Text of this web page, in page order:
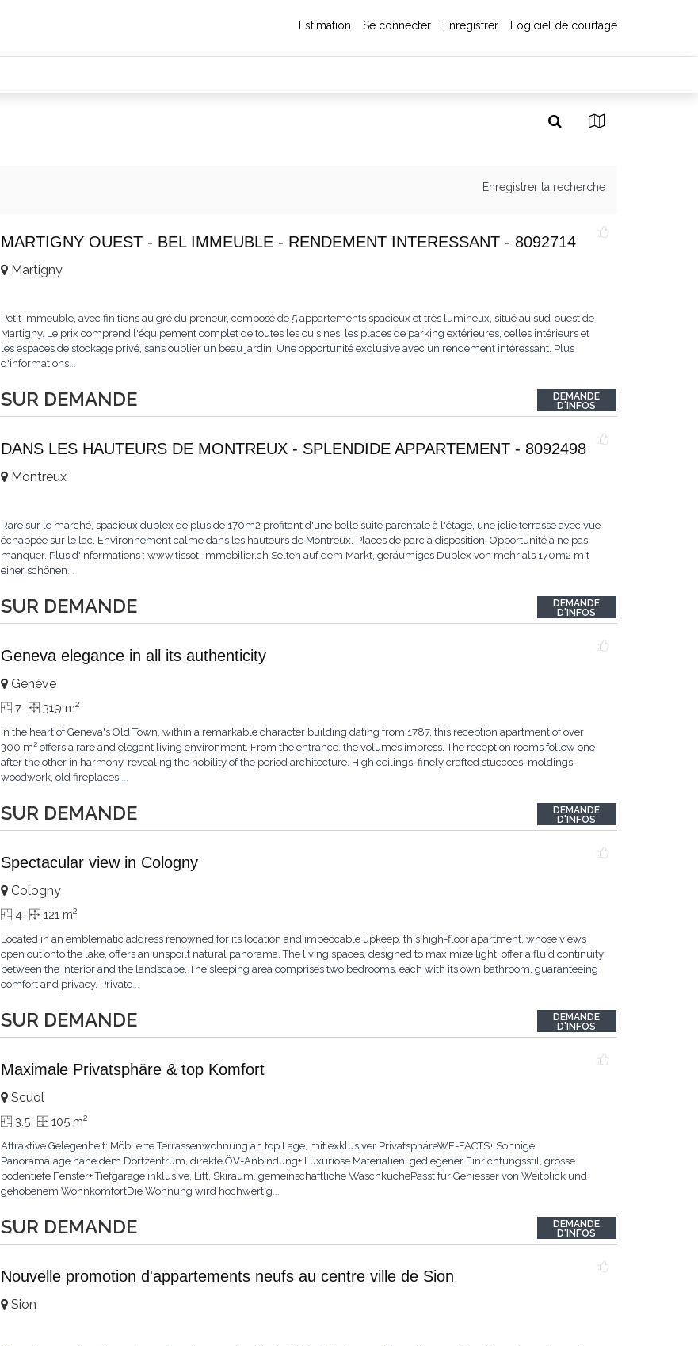
Estimation Se connecter Enregistrer Logiciel de courtage
Enregistrer la recherche
MARTIGNY OUEST - BEL IMMEUBLE - RENDEMENT INTERESSANT - 8092714
SUR DEMANDE
Martigny
Petit immeuble, avec finitions au gré du preneur, composé de 5 appartements spacieux et très lumineux, situé au sud-ouest de
Martigny. Le prix comprend l'équipement complet de toutes les cuisines, les places de parking extérieures, celles intérieurs et
les espaces de stockage privé, sans oublier un beau jardin. Une opportunité exclusive avec un rendement intéressant. Plus
d'informations...
DEMANDE
D'INFOS
DANS LES HAUTEURS DE MONTREUX - SPLENDIDE APPARTEMENT - 8092498
SUR DEMANDE
Montreux
Rare sur le marché, spacieux duplex de plus de 170m2 profitant d'une belle suite parentale à l'étage, une jolie terrasse avec vue
échappée sur le lac. Environnement calme dans les hauteurs de Montreux. Places de parc à disposition. Opportunité à ne pas
manquer. Plus d'informations : www.tissot-immobilier.ch Selten auf dem Markt, geräumiges Duplex von mehr als 170m2 mit
einer schönen...
DEMANDE
D'INFOS
Geneva elegance in all its authenticity
SUR DEMANDE
Genève
7 319 m2
In the heart of Geneva's Old Town, within a remarkable character building dating from 1787, this reception apartment of over
300 m² offers a rare and elegant living environment. From the entrance, the volumes impress. The reception rooms follow one
after the other in harmony, revealing the nobility of the period architecture. High ceilings, finely crafted stuccoes, moldings,
woodwork, old fireplaces,...
DEMANDE
D'INFOS
Spectacular view in Cologny
SUR DEMANDE
Cologny
4 121 m2
Located in an emblematic address renowned for its location and impeccable upkeep, this high-floor apartment, whose views
open out onto the lake, offers an unspoilt natural panorama. The living spaces, designed to maximize light, offer a fluid continuity
between the interior and the landscape. The sleeping area comprises two bedrooms, each with its own bathroom, guaranteeing
comfort and privacy. Private...
DEMANDE
D'INFOS
Maximale Privatsphäre & top Komfort
SUR DEMANDE
Scuol
3.5 105 m2
Attraktive Gelegenheit: Möblierte Terrassenwohnung an top Lage, mit exklusiver PrivatsphäreWE-FACTS+ Sonnige
Panoramalage nahe dem Dorfzentrum, direkte ÖV-Anbindung+ Luxuriöse Materialien, gediegener Einrichtungsstil, grosse
bodentiefe Fenster+ Tiefgarage inklusive, Lift, Skiraum, gemeinschaftliche WaschküchePasst für:Geniesser von Weitblick und
gehobenem WohnkomfortDie Wohnung wird hochwertig...
DEMANDE
D'INFOS
Nouvelle promotion d'appartements neufs au centre ville de Sion
Sion